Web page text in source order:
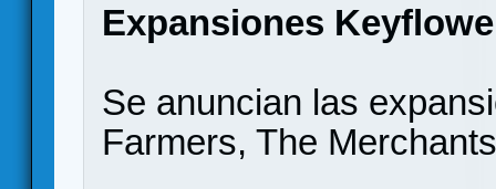
Expansiones
Se anuncian las
Farmers, The